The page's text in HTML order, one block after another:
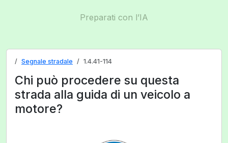
Preparati con l’IA
Segnale stradale 1.4.41-114
Chi può procedere su questa
strada alla guida di un veicolo a
motore?